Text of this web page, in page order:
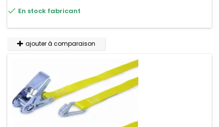
n'absorbe pas l'eau.
 En stock fabricant
ajouter à comparaison